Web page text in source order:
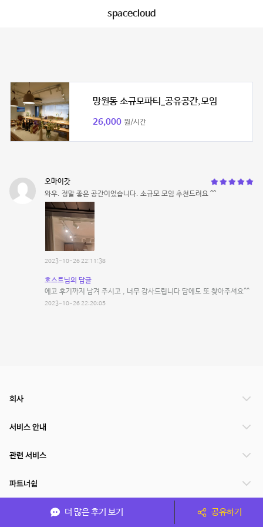
spacecloud
망원동 소규모파티_공유공간,모임
26,000 원/시간
오마이갓
와우. 정말 좋은 공간이었습니다. 소규모 모임 추천드려요 ^^
2023-10-26 22:11:38
호스트님의 답글
에고 후기까지 남겨 주시고 , 너무 감사드립니다 담에도 또 찾아주셔요^^
2023-10-26 22:20:05
더 많은 후기 보기 공유하기
회사
서비스 안내
관련 서비스
파트너쉽
서비스 제공 국가